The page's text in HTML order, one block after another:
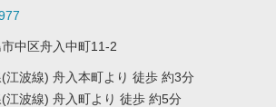
中区舟入中町11-2
江波線) 舟入本町より 徒歩 約3分
江波線) 舟入町より 徒歩 約5分